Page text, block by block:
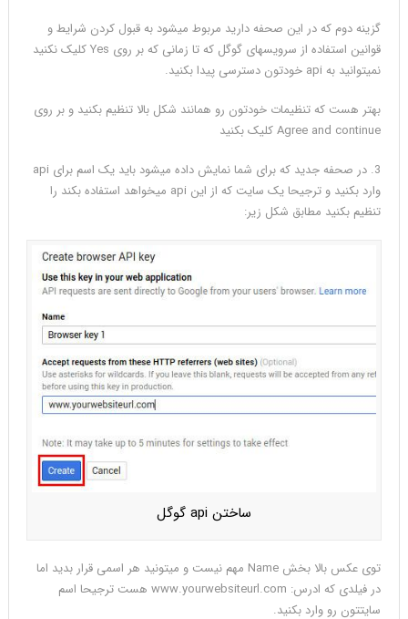
گزینه دوم که در این صحفه دارید مربوط میشود به قبول کردن شرایط و
قوانین استفاده از سرویسهای گوگل که تا زمانی که بر روی Yes کلیک نکنید
نمیتوانید به api خودتون دسترسی پیدا بکنید.
بهتر هست که تنظیمات خودتون رو همانند شکل بالا تنظیم بکنید و بر روی
Agree and continue کلیک بکنید
3. در صحفه جدید که برای شما نمایش داده میشود باید یک اسم برای api
وارد بکنید و ترجیحا یک سایت که از این api میخواهد استفاده بکند را
تنظیم بکنید مطابق شکل زیر:
ساختن api گوگل
توی عکس بالا بخش Name مهم نیست و میتونید هر اسمی قرار بدید اما
در فیلدی که ادرس: www.yourwebsiteurl.com هست ترجیحا اسم
سایتتون رو وارد بکنید.